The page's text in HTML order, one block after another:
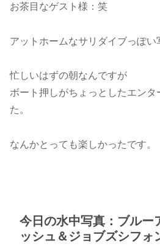
お茶目なゲスト様：笑
アットホームなサリダイブっぽい
忙しいはずの朝なんですが
ボート押しがちょっとしたエン
た。
なんかとっても楽しかったです。
今日の水中写真：ブルー
ッシュ＆ジョブズシフォ